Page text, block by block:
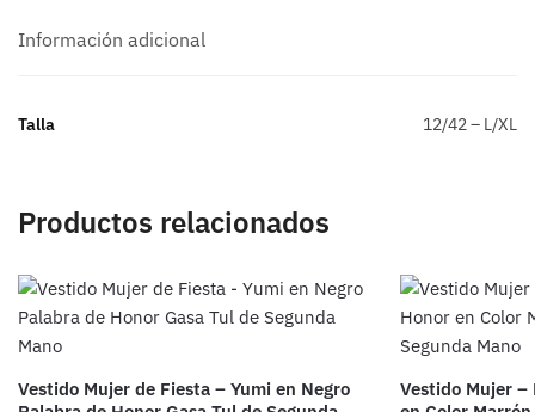
Información adicional
Talla 12/42 – L/XL
Productos relacionados
Vestido Mujer de Fiesta – Yumi en Negro
Vestido Mujer –